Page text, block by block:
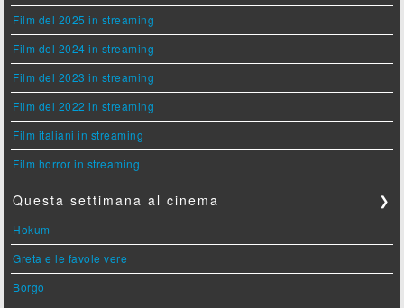
Film del 2025 in streaming
Film del 2024 in streaming
Film del 2023 in streaming
Film del 2022 in streaming
Film italiani in streaming
Film horror in streaming
Questa settimana al cinema ❯
Hokum
Greta e le favole vere
Borgo